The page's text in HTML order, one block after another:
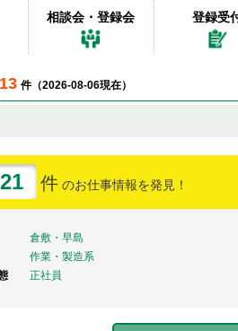
相談会・登録会 登録受
件（2026-08-06現在）
21 件 のお仕事情報を発見！
倉敷・早島
作業・製造系
正社員